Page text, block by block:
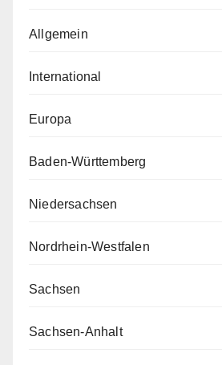
Allgemein
International
Europa
Baden-Württemberg
Niedersachsen
Nordrhein-Westfalen
Sachsen
Sachsen-Anhalt